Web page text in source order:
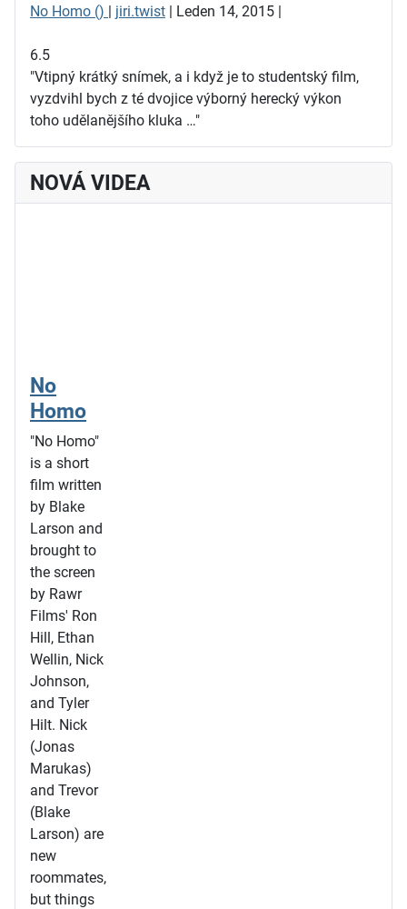
No Homo () | jiri.twist | Leden 14, 2015 |
6.5
"Vtipný krátký snímek, a i když je to studentský film,
vyzdvihl bych z té dvojice výborný herecký výkon
toho udělanějšího kluka …"
NOVÁ VIDEA
No
Homo
"No Homo"
is a short
film written
by Blake
Larson and
brought to
the screen
by Rawr
Films' Ron
Hill, Ethan
Wellin, Nick
Johnson,
and Tyler
Hilt. Nick
(Jonas
Marukas)
and Trevor
(Blake
Larson) are
new
roommates,
but things